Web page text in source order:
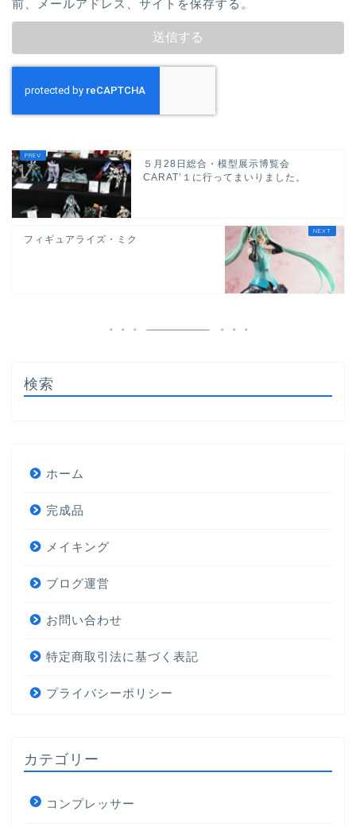
前、メールアドレス、サイトを保存する。
５月28日総合・模型展示博覧会
CARAT’１に行ってまいりました。
フィギュアライズ・ミク
検索
ホーム
完成品
メイキング
ブログ運営
お問い合わせ
特定商取引法に基づく表記
プライバシーポリシー
カテゴリー
コンプレッサー